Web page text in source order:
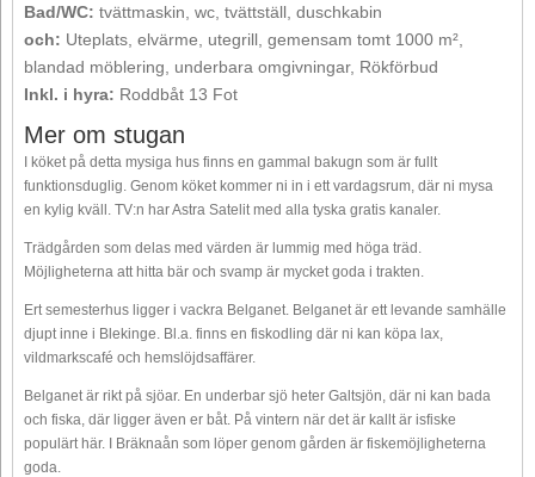
Bad/WC: tvättmaskin, wc, tvättställ, duschkabin
och: Uteplats, elvärme, utegrill, gemensam tomt 1000 m²,
blandad möblering, underbara omgivningar, Rökförbud
Inkl. i hyra: Roddbåt 13 Fot
Mer om stugan
I köket på detta mysiga hus finns en gammal bakugn som är fullt
funktionsduglig. Genom köket kommer ni in i ett vardagsrum, där ni mysa
en kylig kväll. TV:n har Astra Satelit med alla tyska gratis kanaler.
Trädgården som delas med värden är lummig med höga träd.
Möjligheterna att hitta bär och svamp är mycket goda i trakten.
Ert semesterhus ligger i vackra Belganet. Belganet är ett levande samhälle
djupt inne i Blekinge. Bl.a. finns en fiskodling där ni kan köpa lax,
vildmarkscafé och hemslöjdsaffärer.
Belganet är rikt på sjöar. En underbar sjö heter Galtsjön, där ni kan bada
och fiska, där ligger även er båt. På vintern när det är kallt är isfiske
populärt här. I Bräknaån som löper genom gården är fiskemöjligheterna
goda.